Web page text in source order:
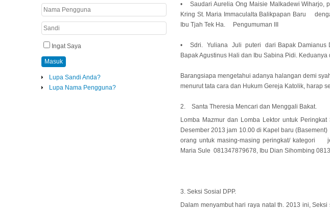
Ingat Saya
Masuk
Lupa Sandi Anda?
Lupa Nama Pengguna?
• Saudari Aurelia Ong Maisie Malkadewi
Kring St. Maria Immaculalta Balikpapan Baru
Ibu Tjah Tek Ha. Pengumuman III
• Sdri. Yuliana Juli puteri dari Bapak Damianus
Bapak Agustinus Hali dan Ibu Sabina Pidi. Keduanya
Barangsiapa mengetahui adanya halangan demi
menurut tata cara dan Hukum Gereja Katolik,
2. Santa Theresia Mencari dan Menggali Bakat.
Lomba Mazmur dan Lomba Lektor untuk
Desember 2013 jam 10.00 di Kapel baru
orang untuk masing-masing peringkat/ kategori
Maria Sule 081347879678, Ibu Dian Sihombing
3. Seksi Sosial DPP.
Dalam menyambut hari raya natal th. 2013 ini,